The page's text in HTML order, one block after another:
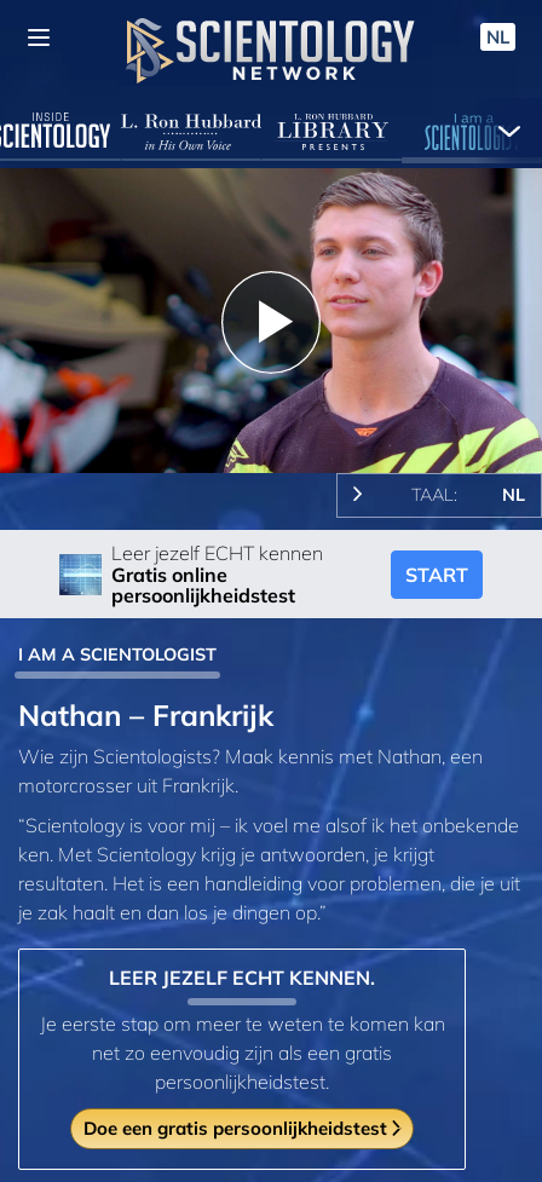
NL
Play
Video
TAAL: NL
Leer jezelf ECHT kennen
Gratis online
persoonlijkheidstest
START
I AM A SCIENTOLOGIST
Nathan – Frankrijk
Wie zijn Scientologists? Maak kennis met Nathan, een
motorcrosser uit Frankrijk.
“Scientology is voor mij – ik voel me alsof ik het onbekende
ken. Met Scientology krijg je antwoorden, je krijgt
resultaten. Het is een handleiding voor problemen, die je uit
je zak haalt en dan los je dingen op.”
LEER JEZELF ECHT KENNEN.
Je eerste stap om meer te weten te komen kan
net zo eenvoudig zijn als een gratis
persoonlijkheidstest.
Doe een gratis persoonlijkheidstest